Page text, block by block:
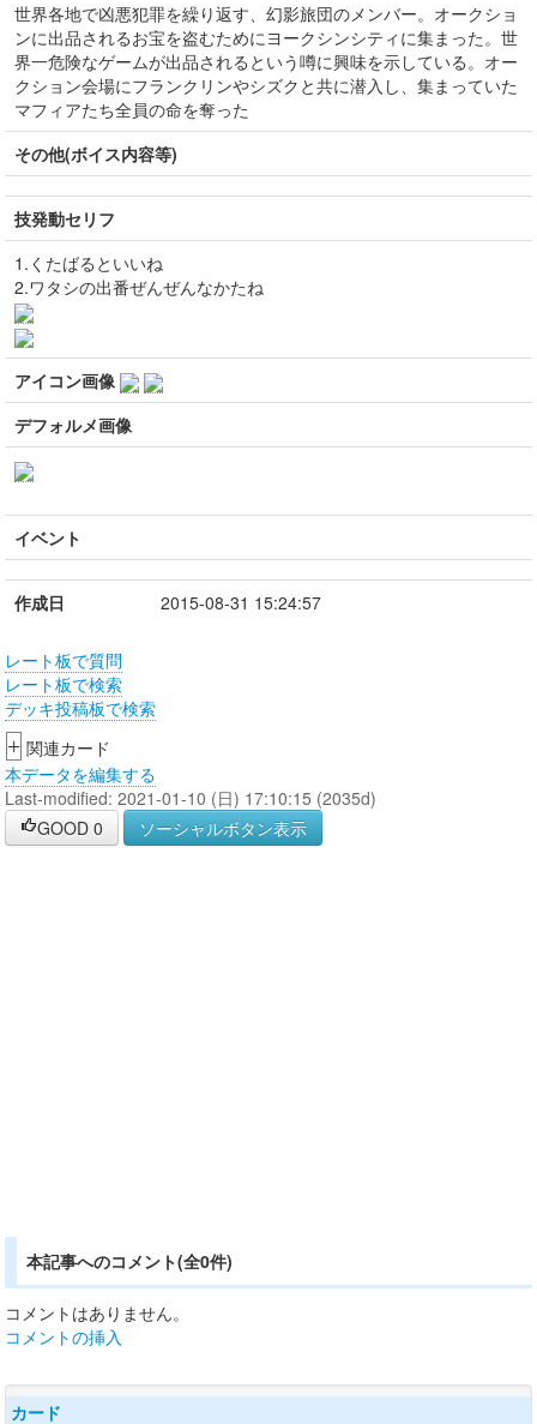
世界各地で凶悪犯罪を繰り返す、幻影旅団のメンバー。オークショ
ンに出品されるお宝を盗むためにヨークシンシティに集まった。世
界一危険なゲームが出品されるという噂に興味を示している。オー
クション会場にフランクリンやシズクと共に潜入し、集まっていた
マフィアたち全員の命を奪った
その他(ボイス内容等)
技発動セリフ
1.くたばるといいね
2.ワタシの出番ぜんぜんなかたね
アイコン画像
デフォルメ画像
イベント
作成日 2015-08-31 15:24:57
レート板で質問
レート板で検索
デッキ投稿板で検索
+ 関連カード
本データを編集する
Last-modified: 2021-01-10 (日) 17:10:15 (2035d)
GOOD 0 ソーシャルボタン表示
本記事へのコメント(全0件)
コメントはありません。
コメントの挿入
カード